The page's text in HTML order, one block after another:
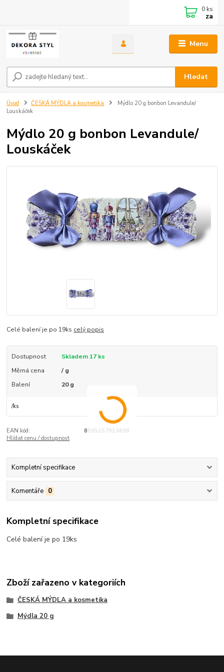
Menu
Hledat
0 ks
za
Úvod ČESKÁ MÝDLA a kosmetika
Mýdlo 20 g bonbon Levandule/
Louskáček
Mýdlo 20 g bonbon Levandule/
Louskáček
Celé balení je po 19ks celý popis
Dostupnost
Skladem 17 ks
Měrná cena
/ g
Balení
20 g
/ks
EAN kód:
8595157913638
Hlídat cenu / dostupnost
Kompletní specifikace
Komentáře 0
Kompletní specifikace
Celé balení je po 19ks
Zboží zařazeno v kategoriích
ČESKÁ MÝDLA a kosmetika
Mýdla 20 g